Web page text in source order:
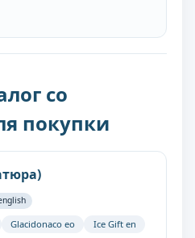
со
покупки
Glacidonaco eo Ice Gift en